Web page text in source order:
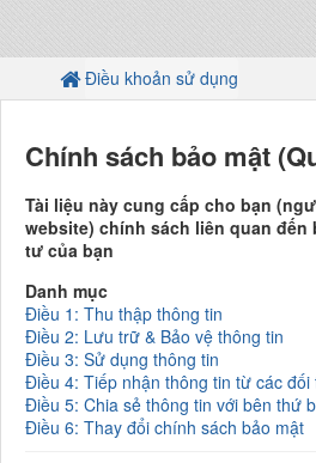
Điều khoản sử dụng
Chính sách bảo mật
Tài liệu này cung cấp cho bạn
website) chính sách liên quan đến
tư của bạn
Danh mục
Điều 1: Thu thập thông tin
Điều 2: Lưu trữ & Bảo vệ thông tin
Điều 3: Sử dụng thông tin
Điều 4: Tiếp nhận thông tin từ các đối
Điều 5: Chia sẻ thông tin với bên thứ
Điều 6: Thay đổi chính sách bảo mật